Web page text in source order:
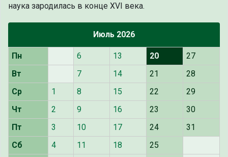
наука зародилась в конце XVI века.
Июль 2026
Пн 6 13 20
27
Вт
7 14 21
28
Ср
1 8 15 22
29
Чт
2 9 16 23
30
Пт
3 10 17 24
31
Сб
4 11 18 25